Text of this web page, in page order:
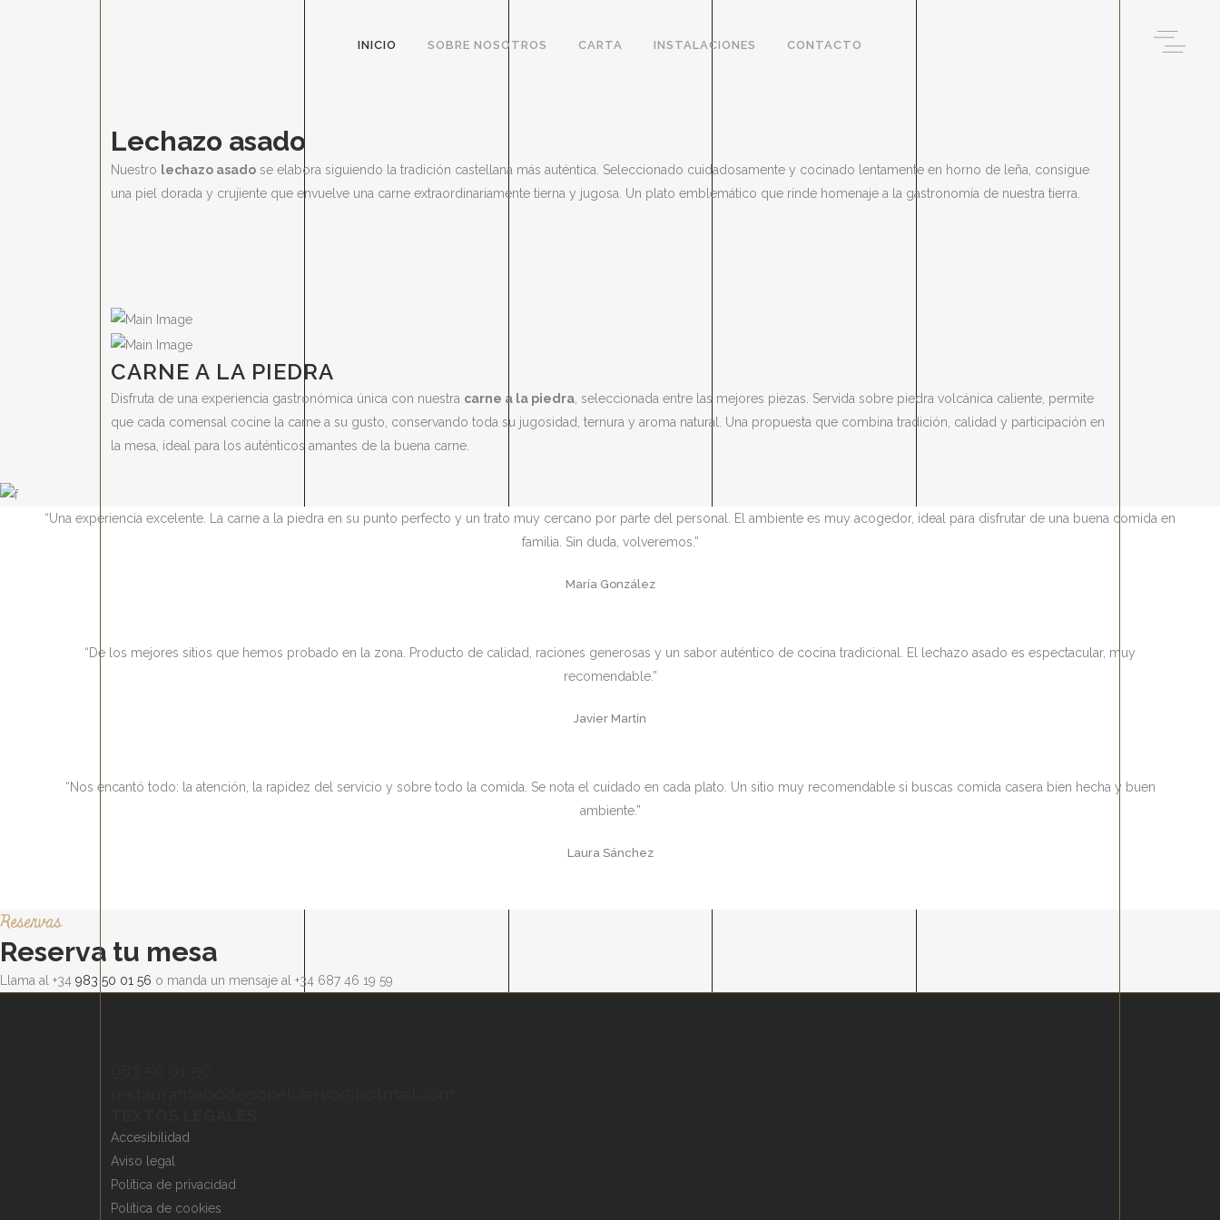
INICIO SOBRE NOSOTROS CARTA INSTALACIONES CONTACTO
Lechazo asado
Nuestro lechazo asado se elabora siguiendo la tradición castellana más auténtica. Seleccionado cuidadosamente y cocinado lentamente en horno de leña, consigue
una piel dorada y crujiente que envuelve una carne extraordinariamente tierna y jugosa. Un plato emblemático que rinde homenaje a la gastronomía de nuestra tierra.
CARNE A LA PIEDRA
Disfruta de una experiencia gastronómica única con nuestra carne a la piedra , seleccionada entre las mejores piezas. Servida sobre piedra volcánica caliente, permite
que cada comensal cocine la carne a su gusto, conservando toda su jugosidad, ternura y aroma natural. Una propuesta que combina tradición, calidad y participación en
la mesa, ideal para los auténticos amantes de la buena carne.
“Una experiencia excelente. La carne a la piedra en su punto perfecto y un trato muy cercano por parte del personal. El ambiente es muy acogedor, ideal para disfrutar de una buena comida en
familia. Sin duda, volveremos.”
María González
“De los mejores sitios que hemos probado en la zona. Producto de calidad, raciones generosas y un sabor auténtico de cocina tradicional. El lechazo asado es espectacular, muy
recomendable.”
Javier Martín
“Nos encantó todo: la atención, la rapidez del servicio y sobre todo la comida. Se nota el cuidado en cada plato. Un sitio muy recomendable si buscas comida casera bien hecha y buen
ambiente.”
Laura Sánchez
Reservas
Reserva tu mesa
Llama al +34 983 50 01 56 o manda un mensaje al +34 687 46 19 59
Accesibilidad
Aviso legal
Política de privacidad
Política de cookies